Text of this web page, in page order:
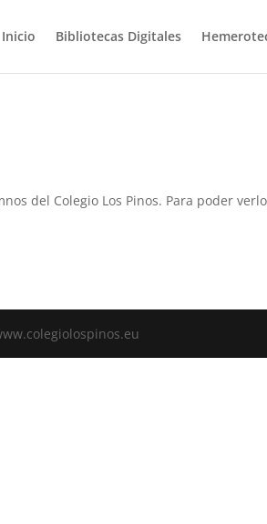
Inicio Bibliotecas Digitales
del Colegio Los Pinos. Para poder